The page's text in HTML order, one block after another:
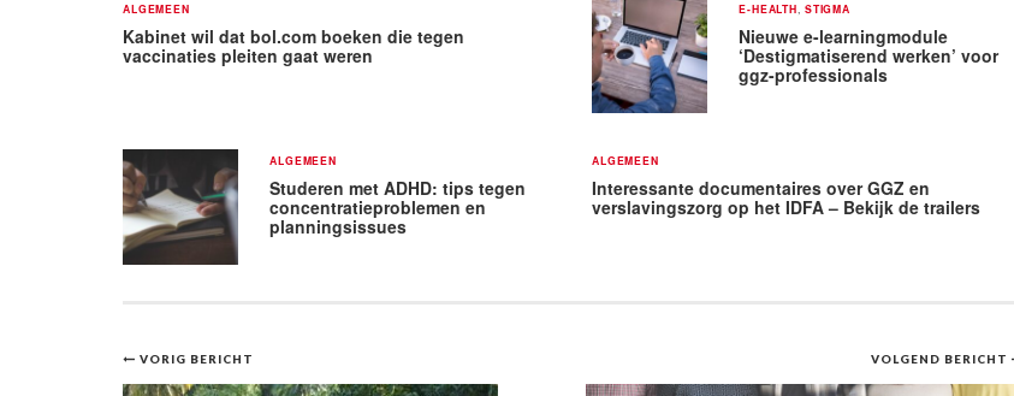
ALGEMEEN
Kabinet wil dat bol.com boeken die tegen
vaccinaties pleiten gaat weren
E-HEALTH STIGMA
Nieuwe e-learningmodule
‘Destigmatiserend werken’ voor
ggz-professionals
ALGEMEEN
Studeren met ADHD: tips tegen
concentratieproblemen en
planningsissues
ALGEMEEN
Interessante documentaires over GGZ en
verslavingszorg op het IDFA – Bekijk de trailers
Bericht VOLGEND BERICHT
VORIG BERICHT